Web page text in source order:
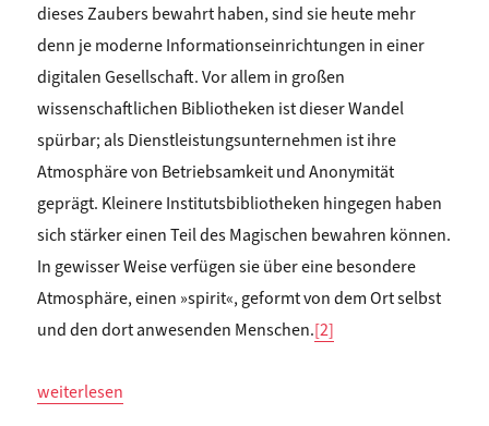
dieses Zaubers bewahrt haben, sind sie heute mehr
denn je moderne Informationseinrichtungen in einer
digitalen Gesellschaft. Vor allem in großen
wissenschaftlichen Bibliotheken ist dieser Wandel
spürbar; als Dienstleistungsunternehmen ist ihre
Atmosphäre von Betriebsamkeit und Anonymität
geprägt. Kleinere Institutsbibliotheken hingegen haben
sich stärker einen Teil des Magischen bewahren können.
In gewisser Weise verfügen sie über eine besondere
Atmosphäre, einen »spirit«, geformt von dem Ort selbst
und den dort anwesenden Menschen.[2]
„Jana Lubasch, Halina Hackert, Ruth Hübner:
weiterlesen